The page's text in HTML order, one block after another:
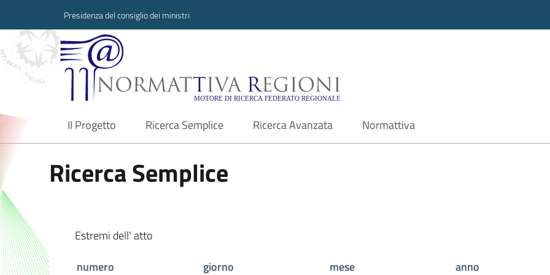
Presidenza del consiglio dei ministri
Normattiva Regioni - Motore di ricerca
Il Progetto
current Ricerca Semplice Ricerca Avanzata Normattiva
Ricerca Semplice
Estremi dell' atto
numero
giorno mese
anno